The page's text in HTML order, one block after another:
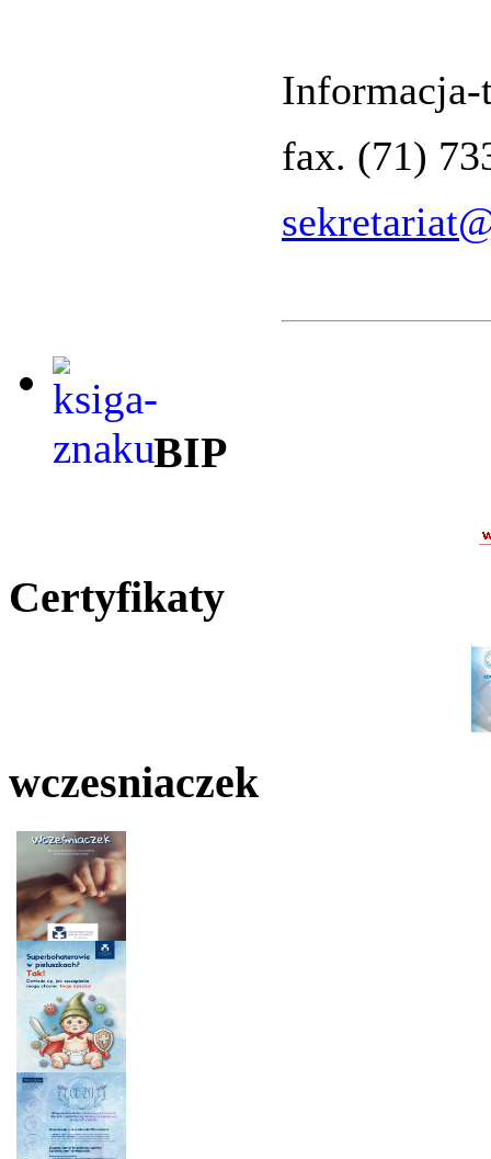
Informacja-
fax. (71)
BIP
Certyfikaty
wczesniaczek